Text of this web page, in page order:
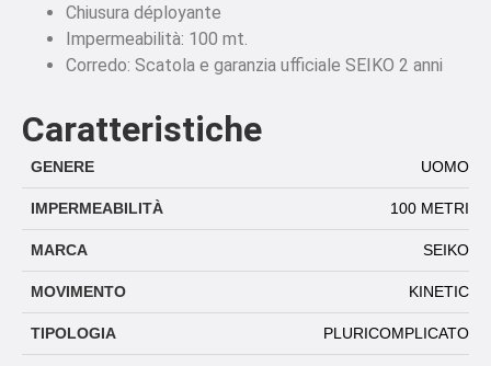
Chiusura déployante
Impermeabilità: 100 mt.
Corredo: Scatola e garanzia ufficiale SEIKO 2 anni
Caratteristiche
GENERE UOMO
IMPERMEABILITÀ 100 METRI
MARCA SEIKO
MOVIMENTO KINETIC
TIPOLOGIA PLURICOMPLICATO